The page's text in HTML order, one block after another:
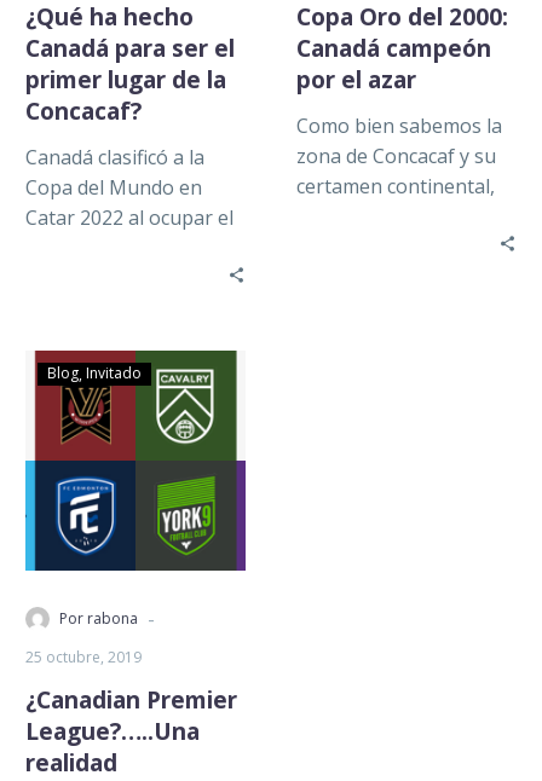
¿Qué ha hecho
Canadá para ser el
primer lugar de la
Concacaf?
Canadá clasificó a la
Copa del Mundo en
Catar 2022 al ocupar el
Copa Oro del 2000:
Canadá campeón
por el azar
Como bien sabemos la
zona de Concacaf y su
certamen continental,
dominado por México y
Blog Invitado
Por rabona -
25 octubre, 2019
¿Canadian Premier
League?…..Una
realidad